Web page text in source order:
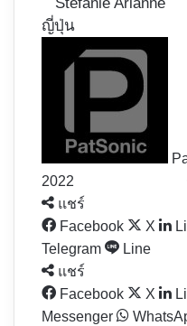
ญี่ปุ่น
2022
แชร์
Facebook
X
Telegram
Line
แชร์
Facebook
X
Messenger